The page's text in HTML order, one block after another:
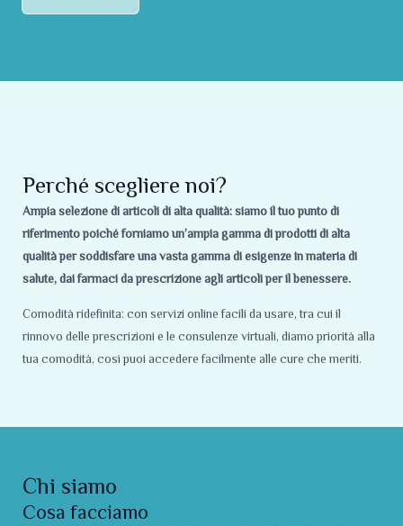
Perché scegliere noi?
Ampia selezione di articoli di alta qualità: siamo il tuo punto di
riferimento poiché forniamo un’ampia gamma di prodotti di alta
qualità per soddisfare una vasta gamma di esigenze in materia di
salute, dai farmaci da prescrizione agli articoli per il benessere.
Comodità ridefinita: con servizi online facili da usare, tra cui il
rinnovo delle prescrizioni e le consulenze virtuali, diamo priorità alla
tua comodità, così puoi accedere facilmente alle cure che meriti.
Chi siamo
Cosa facciamo